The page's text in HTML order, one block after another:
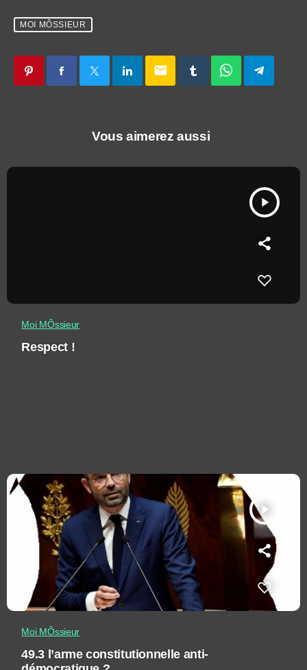
MOI MÔSSIEUR
email
Vous aimerez aussi
play_arrow
Moi MÔssieur
Respect !
play_arrow
Moi MÔssieur
49.3 l’arme constitutionnelle anti-